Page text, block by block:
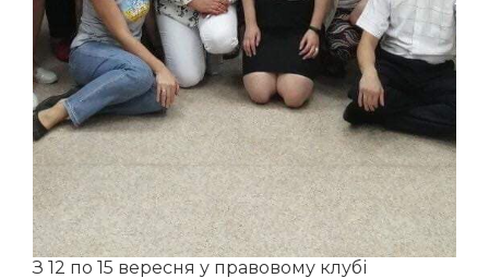
З 12 по 15 вересня у правовому клубі